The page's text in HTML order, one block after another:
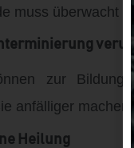
muss überwacht
zur
anfälliger machen
Heilung